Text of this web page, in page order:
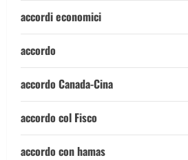
accordi economici
accordo
accordo Canada-Cina
accordo col Fisco
accordo con hamas